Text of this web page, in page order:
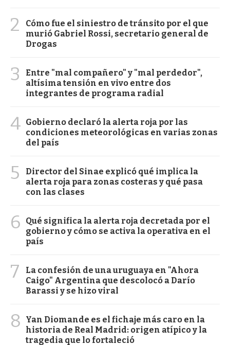
2
Cómo fue el siniestro de tránsito por el que
murió Gabriel Rossi, secretario general de
Drogas
3
Entre "mal compañero" y "mal perdedor",
altísima tensión en vivo entre dos
integrantes de programa radial
4 Gobierno declaró la alerta roja por las
condiciones meteorológicas en varias zonas
del país
5
Director del Sinae explicó qué implica la
alerta roja para zonas costeras y qué pasa
con las clases
6
Qué significa la alerta roja decretada por el
gobierno y cómo se activa la operativa en el
país
7
La confesión de una uruguaya en "Ahora
Caigo" Argentina que descolocó a Darío
Barassi y se hizo viral
8
Yan Diomande es el fichaje más caro en la
historia de Real Madrid: origen atípico y la
tragedia que lo fortaleció